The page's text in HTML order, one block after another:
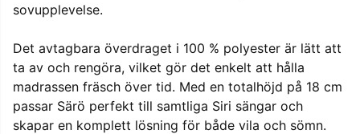
sovupplevelse.
Det avtagbara överdraget i 100 % polyester är lätt att
ta av och rengöra, vilket gör det enkelt att hålla
madrassen fräsch över tid. Med en totalhöjd på 18 cm
passar Särö perfekt till samtliga Siri sängar och
skapar en komplett lösning för både vila och sömn.